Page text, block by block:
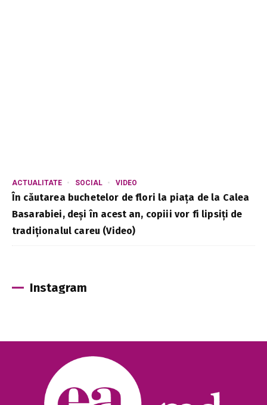
ACTUALITATE SOCIAL VIDEO
În căutarea buchetelor de flori la piața de la Calea
Basarabiei, deși în acest an, copiii vor fi lipsiți de
tradiționalul careu (Video)
Instagram